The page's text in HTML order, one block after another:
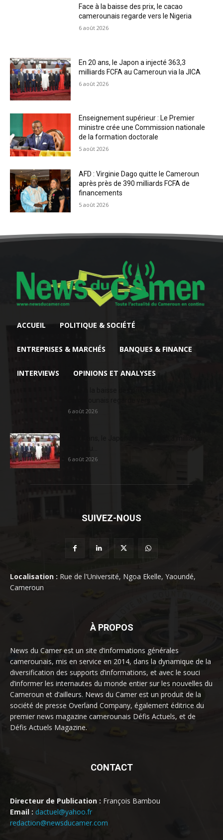
Face à la baisse des prix, le cacao
camerounais regarde vers le Nigeria
6 août 2026
En 20 ans, le Japon a injecté 363,3
milliards FCFA au Cameroun via la JICA
6 août 2026
Enseignement supérieur : Le Premier
ministre crée une Commission nationale
de la formation doctorale
5 août 2026
AFD : Virginie Dago quitte le Cameroun
après près de 390 milliards FCFA de
financements
5 août 2026
ACCUEIL POLITIQUE & SOCIÉTÉ
ENTREPRISES & MARCHÉS BANQUES & FINANCE
INTERVIEWS OPINIONS ET ANALYSES
6 août 2026
6 août 2026
SUIVEZ-NOUS
Localisation : Rue de l'Université, Ngoa Ekelle, Yaoundé,
Cameroun
À PROPOS
News du Camer est un site d’informations générales
camerounais, mis en service en 2014, dans la dynamique de la
diversification des supports d’informations, et avec le souci
d’informer les internautes du monde entier sur les nouvelles du
Cameroun et d’ailleurs. News du Camer est un produit de la
société de presse Overland Company, également éditrice du
premier news magazine camerounais Défis Actuels, et de
Défis Actuels Magazine.
CONTACT
Directeur de Publication : François Bambou
Email : dactuel@yahoo.fr
redaction@newsducamer.com